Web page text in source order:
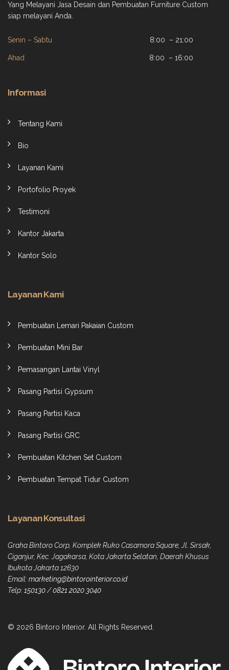
Yang Melayani Jasa Desain dan Pembuatan Furniture Custom
siap melayani Anda.
Senin – Sabtu 8:00 – 21:00
Ahad 8:00 – 16:00
Informasi
Tentang Kami
Bio
Layanan Kami
Portofolio Proyek
Testimoni
Kantor Jakarta
Kantor Solo
Layanan Kami
Pembuatan Lemari Pakaian Custom
Pembuatan Mini Bar
Pemasangan Lantai Vinyl
Pasang Partisi Gypsum
Pasang Partisi Kaca
Pasang Partisi GRC
Pembuatan Kitchen Set Custom
Pembuatan Tempat Tidur Custom
Layanan Konsultasi
Graha Bintoro Corp, Komplek Ruko Casamora Square, Jl. Sirsak,
Ciganjur, Kec. Jagakarsa, Kota Jakarta Selatan, Daerah Khusus
Ibukota Jakarta 12630
Email:marketing@bintorointerior.co.id
Telp: 150130/0821 2020 3040
© 2026 Bintoro Interior. All Rights Reserved.